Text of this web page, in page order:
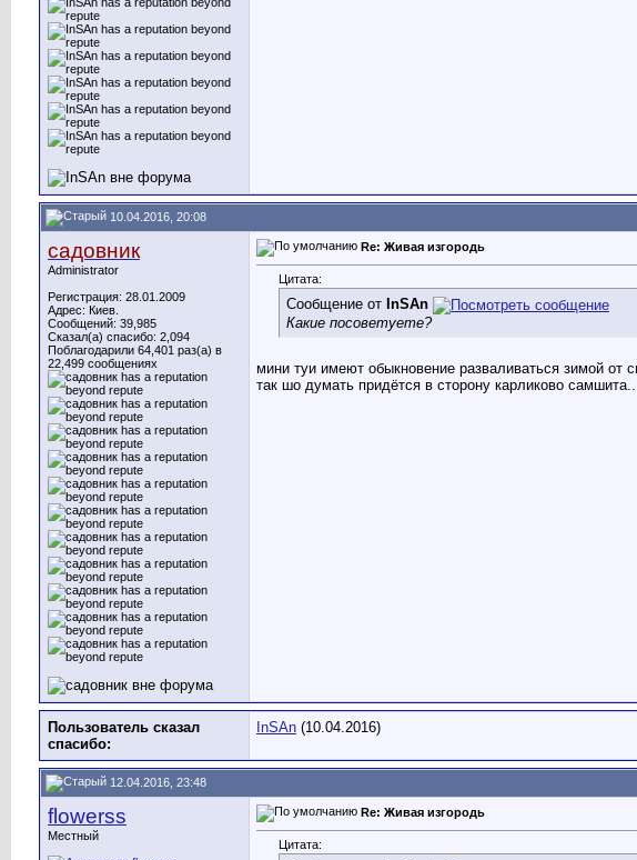
10.04.2016, 20:08
садовник
Administrator
Регистрация: 28.01.2009
Адрес: Киев.
Сообщений: 39,985
Сказал(а) спасибо: 2,094
Поблагодарили 64,401 раз(а) в
22,499 сообщениях
Re: Живая изгородь
Цитата:
Сообщение от InSAn
Какие посоветуете?
мини туи имеют обыкновение разваливаться зимой от
так шо думать придётся в сторону карликово
Пользователь сказал
cпасибо:
InSAn (10.04.2016)
12.04.2016, 23:48
flowerss
Местный
Re: Живая изгородь
Цитата: